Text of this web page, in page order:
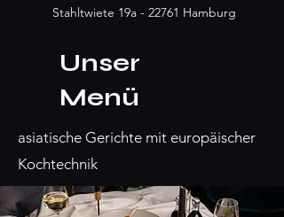
Stahltwiete 19a - 22761 Hamburg
Unser
Menü
asiatische Gerichte mit europäischer
Kochtechnik